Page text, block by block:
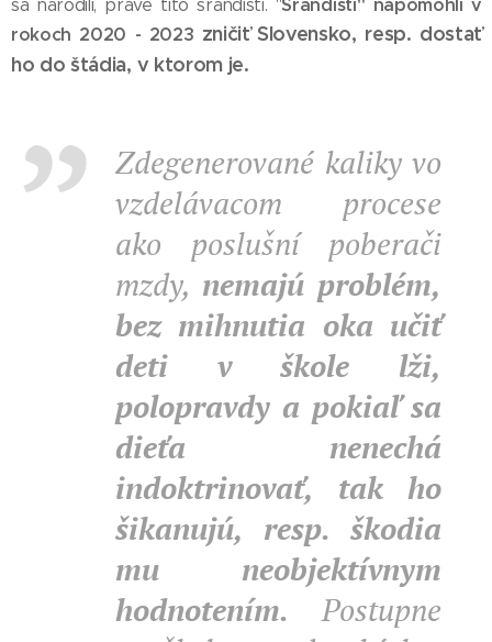
sa narodili, práve títo srandisti. "Srandisti" napomohli v
rokoch 2020 - 2023 zničiť Slovensko, resp. dostať
ho do štádia, v ktorom je.
Zdegenerované kaliky vo
vzdelávacom procese
ako poslušní poberači
mzdy, nemajú problém,
bez mihnutia oka učiť
deti v škole lži,
polopravdy a pokiaľ sa
dieťa nenechá
indoktrinovať, tak ho
šikanujú, resp. škodia
mu neobjektívnym
hodnotením. Postupne